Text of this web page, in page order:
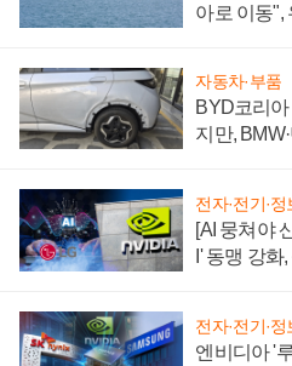
아로 이동",
자동차·부품
BYD코리
지만,
전자·전기·정
[AI 뭉쳐야
I' 동맹 강화
전자·전기·정
엔비디아 '